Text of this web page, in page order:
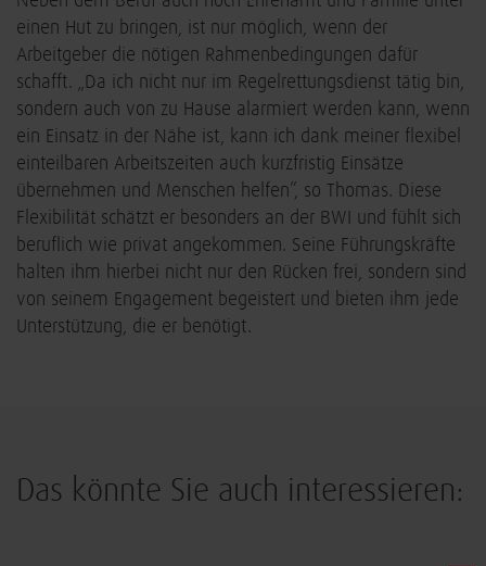
einen Hut zu bringen, ist nur möglich, wenn der
Arbeitgeber die nötigen Rahmenbedingungen dafür
schafft. „Da ich nicht nur im Regelrettungsdienst tätig bin,
sondern auch von zu Hause alarmiert werden kann, wenn
ein Einsatz in der Nähe ist, kann ich dank meiner flexibel
einteilbaren Arbeitszeiten auch kurzfristig Einsätze
übernehmen und Menschen helfen”, so Thomas. Diese
Flexibilität schätzt er besonders an der BWI und fühlt sich
beruflich wie privat angekommen. Seine Führungskräfte
halten ihm hierbei nicht nur den Rücken frei, sondern sind
von seinem Engagement begeistert und bieten ihm jede
Unterstützung, die er benötigt.
Das könnte Sie auch interessieren: